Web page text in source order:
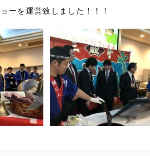
ーを運営致しました！！！